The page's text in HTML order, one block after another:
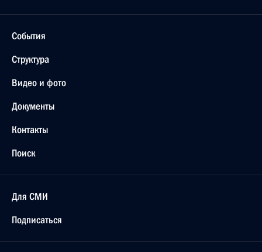
События
Структура
Видео и фото
Документы
Контакты
Поиск
Для СМИ
Подписаться